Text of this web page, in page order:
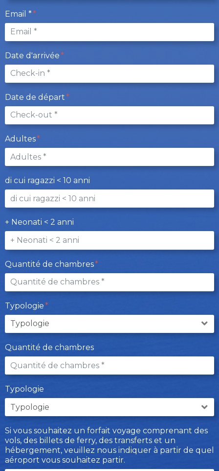
Email *
Date d'arrivée
Date de départ
Adultes
di cui ragazzi < 10 anni
+ Neonati < 2 anni
Quantité de chambres
Typologie
Quantité de chambres
Typologie
Si vous souhaitez un forfait voyage comprenant des
vols, des billets de ferry, des transferts et un
hébergement, veuillez nous indiquer à partir de quel
aéroport vous souhaitez partir.